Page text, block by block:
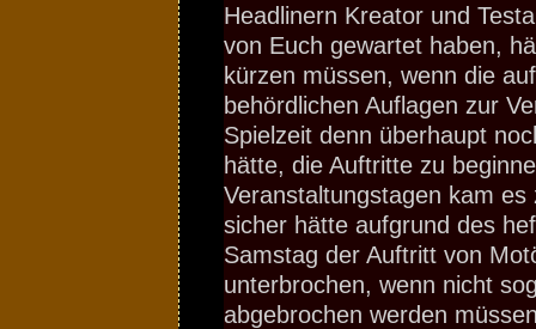
Headlinern Kreator und
von Euch gewartet haben,
kürzen müssen, wenn die
behördlichen Auflagen zur
Spielzeit denn überhaupt
hätte, die Auftritte zu
Veranstaltungstagen kam
sicher hätte aufgrund des
Samstag der Auftritt von
unterbrochen, wenn nicht
abgebrochen werden